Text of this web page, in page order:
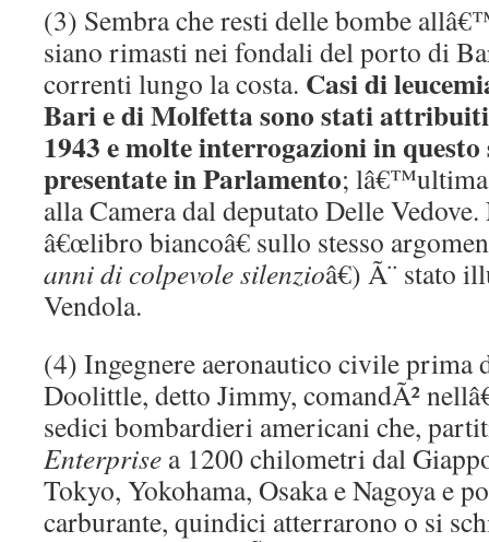
(3) Sembra che resti delle bombe
siano rimasti nei fondali del porto di
correnti lungo la costa. Casi di
Bari e di Molfetta sono stati
1943 e molte interrogazioni in questo
presentate in Parlamento; lâ€™ultima
alla Camera dal deputato Delle
â€œlibro biancoâ€ sullo stesso
anni di colpevole silenzioâ€) Ã¨ stato
Vendola.
(4) Ingegnere aeronautico civile prima
Doolittle, detto Jimmy, comandÃ²
sedici bombardieri americani che,
Enterprise a 1200 chilometri dal
Tokyo, Yokohama, Osaka e Nagoya e
carburante, quindici atterrarono o si